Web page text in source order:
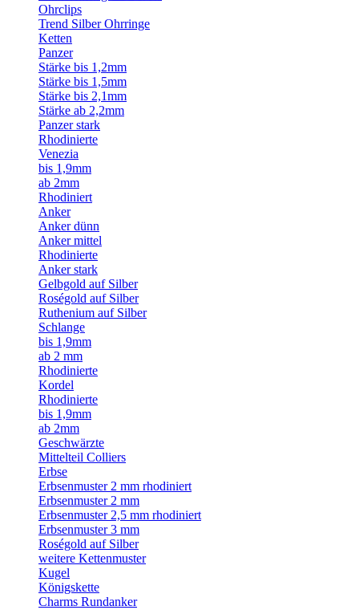
Ohrclips
Trend Silber Ohrringe
Ketten
Panzer
Stärke bis 1,2mm
Stärke bis 1,5mm
Stärke bis 2,1mm
Stärke ab 2,2mm
Panzer stark
Rhodinierte
Venezia
bis 1,9mm
ab 2mm
Rhodiniert
Anker
Anker dünn
Anker mittel
Rhodinierte
Anker stark
Gelbgold auf Silber
Roségold auf Silber
Ruthenium auf Silber
Schlange
bis 1,9mm
ab 2 mm
Rhodinierte
Kordel
Rhodinierte
bis 1,9mm
ab 2mm
Geschwärzte
Mittelteil Colliers
Erbse
Erbsenmuster 2 mm rhodiniert
Erbsenmuster 2 mm
Erbsenmuster 2,5 mm rhodiniert
Erbsenmuster 3 mm
Roségold auf Silber
weitere Kettenmuster
Kugel
Königskette
Charms Rundanker